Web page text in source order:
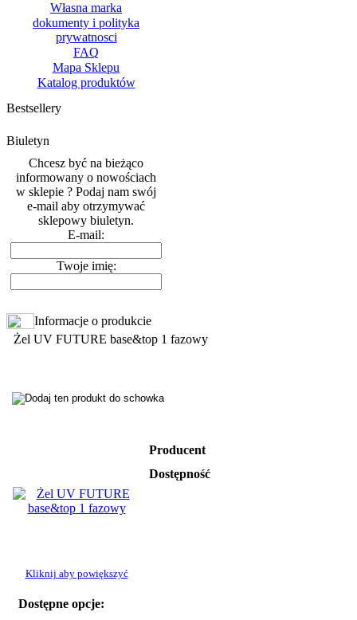
Własna marka
dokumenty i polityka
prywatnosci
FAQ
Mapa Sklepu
Katalog produktów
Bestsellery
Biuletyn
Chcesz być na bieżąco
informowany o nowościach
w sklepie ? Podaj nam swój
e-mail aby otrzymywać
sklepowy biuletyn.
E-mail:
Twoje imię:
Informacje o produkcie
Żel UV FUTURE base&top 1 fazowy
Kliknij aby powiększyć
Producent
Dostępność
Dostępne opcje: